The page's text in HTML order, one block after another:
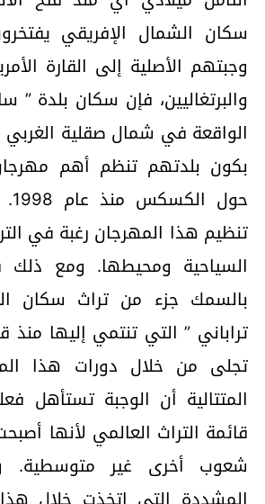
سكان الشمال الإفريقي
وجبتهم الأصلية إلى القارة
والبرتغاليين، فإن سكان بلدة ”
الواقعة في شمال صقلية
بكون بلدتهم تنظم أهم
تنظيم هذا المهرجان رغبة في
السياحية ومحيطها. ومع
بالسمك جزء من تراث سكان
تراباني ” التي تنتمي إليها
تجلى من خلال دورات هذا
المتتالية أن الوجبة تستأهل
قائمة التراث العالمي لأنها
شعوب أخرى غير متوسطية.